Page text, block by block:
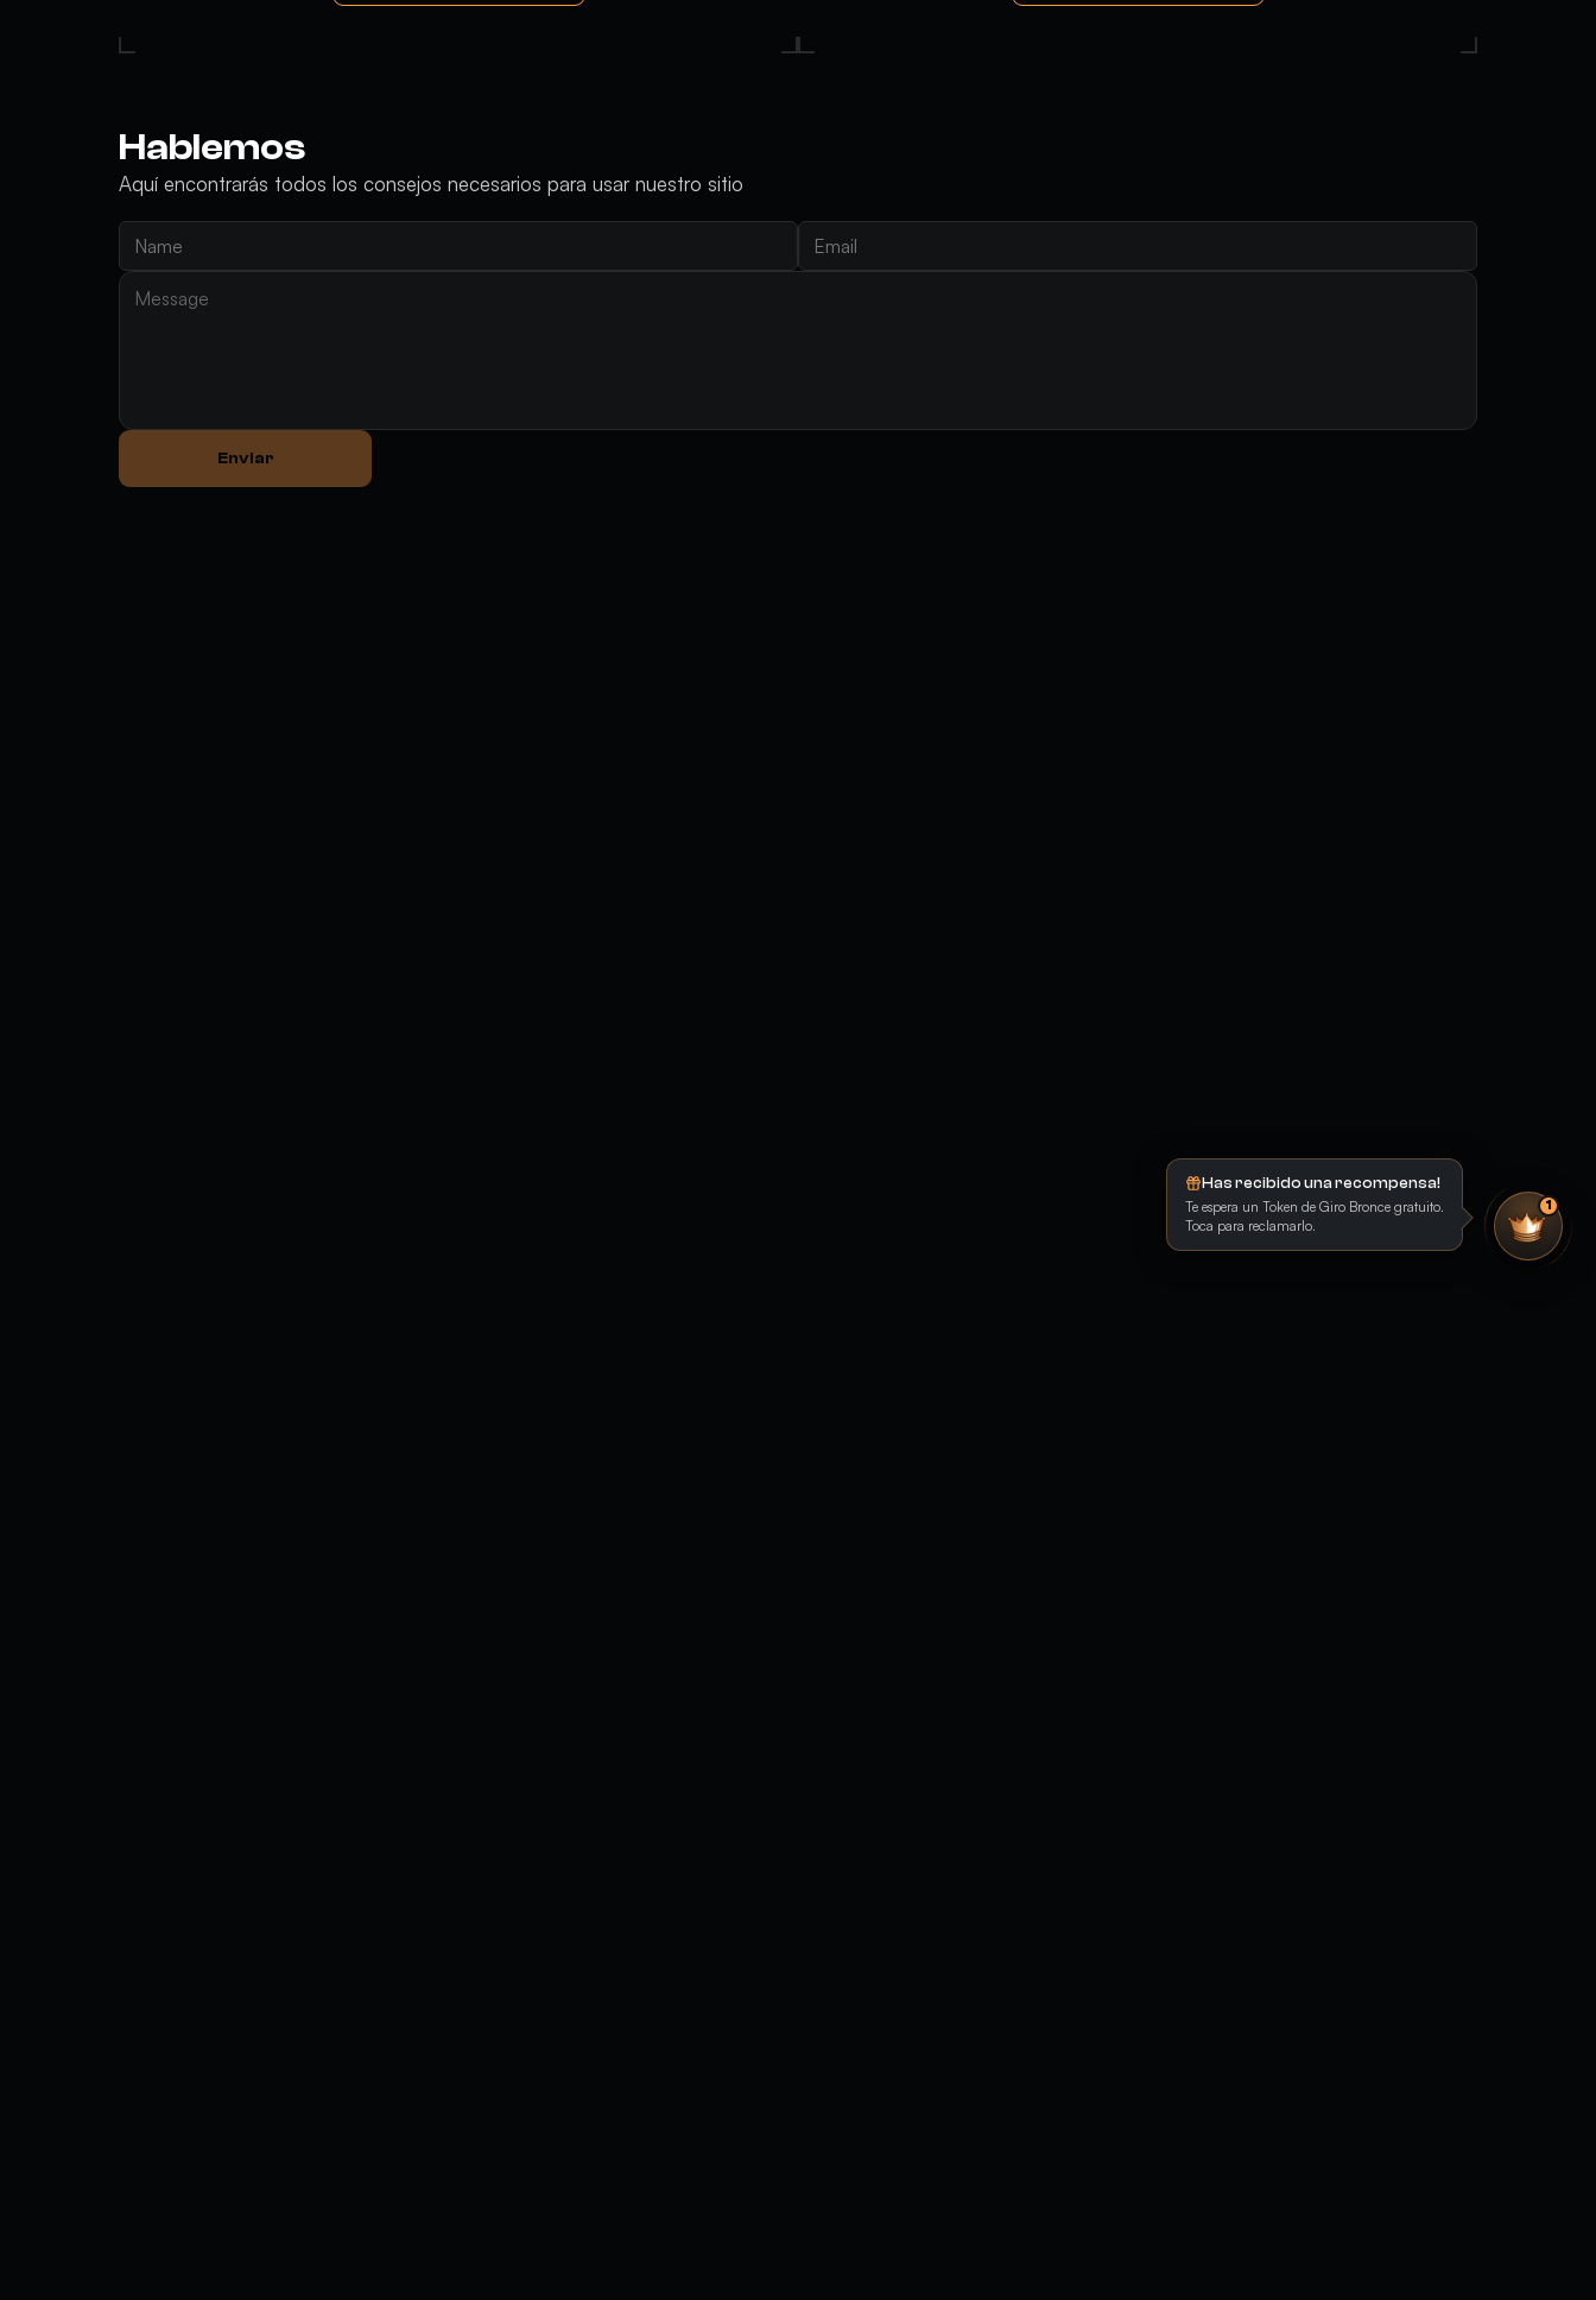
Hablemos
Aquí encontrarás todos los consejos necesarios para usar nuestro sitio
Enviar
Has recibido una recompensa!
Te espera un Token de Giro Bronce gratuito.
Toca para reclamarlo.
1